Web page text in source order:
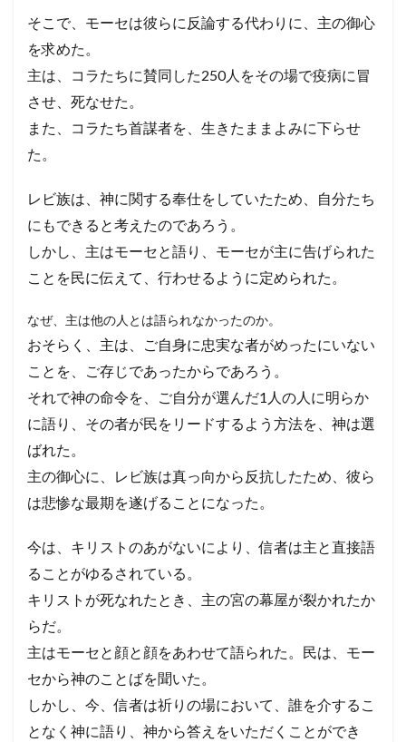
そこで、モーセは彼らに反論する代わりに、主の御心
を求めた。
主は、コラたちに賛同した250人をその場で疫病に冒
させ、死なせた。
また、コラたち首謀者を、生きたままよみに下らせ
た。
レビ族は、神に関する奉仕をしていたため、自分たち
にもできると考えたのであろう。
しかし、主はモーセと語り、モーセが主に告げられた
ことを民に伝えて、行わせるように定められた。
なぜ、主は他の人とは語られなかったのか。
おそらく、主は、ご自身に忠実な者がめったにいない
ことを、ご存じであったからであろう。
それで神の命令を、ご自分が選んだ1人の人に明らか
に語り、その者が民をリードするよう方法を、神は選
ばれた。
主の御心に、レビ族は真っ向から反抗したため、彼ら
は悲惨な最期を遂げることになった。
今は、キリストのあがないにより、信者は主と直接語
ることがゆるされている。
キリストが死なれたとき、主の宮の幕屋が裂かれたか
らだ。
主はモーセと顔と顔をあわせて語られた。民は、モー
セから神のことばを聞いた。
しかし、今、信者は祈りの場において、誰を介するこ
となく神に語り、神から答えをいただくことができ